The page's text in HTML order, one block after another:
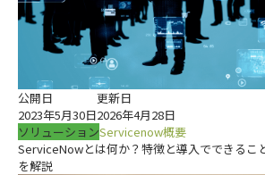
公開日
2023年5月30日
更新日
2026年4月28日
ソリューションServicenow概要
ServiceNowとは何か？特徴と導入でできるこ
を解説